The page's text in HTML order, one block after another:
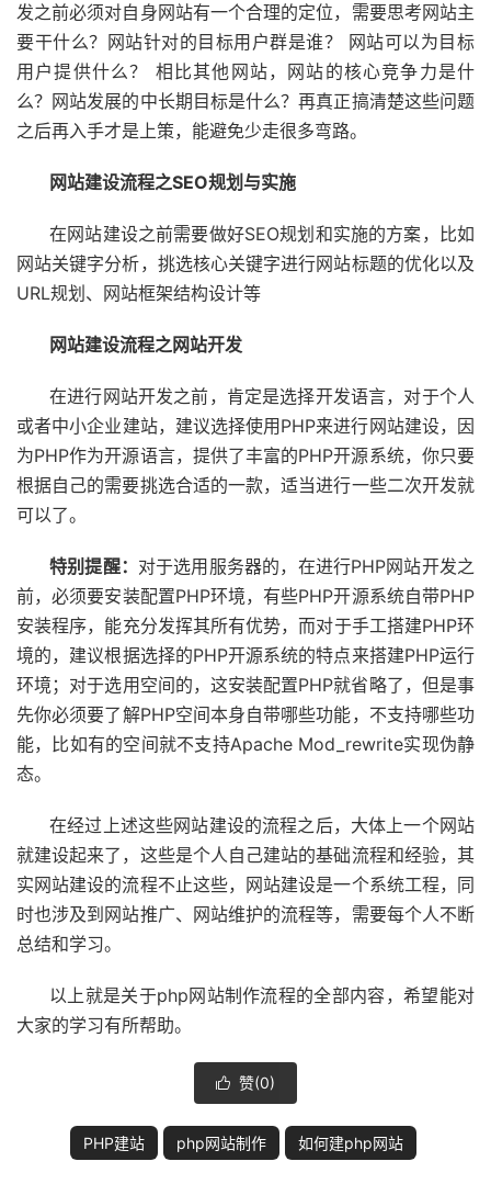
发之前必须对自身网站有一个合理的定位，需要思考网站主
要干什么？网站针对的目标用户群是谁？ 网站可以为目标
用户提供什么？ 相比其他网站，网站的核心竞争力是什
么？网站发展的中长期目标是什么？再真正搞清楚这些问题
之后再入手才是上策，能避免少走很多弯路。
网站建设流程之SEO规划与实施
在网站建设之前需要做好SEO规划和实施的方案，比如
网站关键字分析，挑选核心关键字进行网站标题的优化以及
URL规划、网站框架结构设计等
网站建设流程之网站开发
在进行网站开发之前，肯定是选择开发语言，对于个人
或者中小企业建站，建议选择使用PHP来进行网站建设，因
为PHP作为开源语言，提供了丰富的PHP开源系统，你只要
根据自己的需要挑选合适的一款，适当进行一些二次开发就
可以了。
特别提醒： 对于选用服务器的，在进行PHP网站开发之
前，必须要安装配置PHP环境，有些PHP开源系统自带PHP
安装程序，能充分发挥其所有优势，而对于手工搭建PHP环
境的，建议根据选择的PHP开源系统的特点来搭建PHP运行
环境；对于选用空间的，这安装配置PHP就省略了，但是事
先你必须要了解PHP空间本身自带哪些功能，不支持哪些功
能，比如有的空间就不支持Apache Mod_rewrite实现伪静
态。
在经过上述这些网站建设的流程之后，大体上一个网站
就建设起来了，这些是个人自己建站的基础流程和经验，其
实网站建设的流程不止这些，网站建设是一个系统工程，同
时也涉及到网站推广、网站维护的流程等，需要每个人不断
总结和学习。
以上就是关于php网站制作流程的全部内容，希望能对
大家的学习有所帮助。
 赞(0)
PHP建站 php网站制作 如何建php网站